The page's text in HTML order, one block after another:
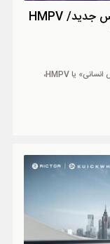
نظر سازمان جهانی بهداشت درباره ویروس جدید/ HMPV
سازمان جهانی بهداشت (WHO) می‌گوید «متاپنوموویروس انسانی» یا HMPV،